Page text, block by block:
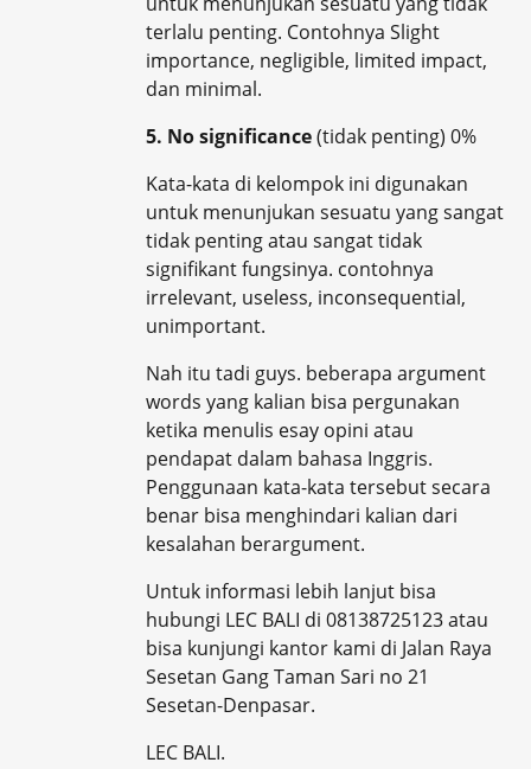
terlalu penting. Contohnya Slight
importance, negligible, limited impact,
dan minimal.
5. No significance(tidak penting) 0%
Kata-kata di kelompok ini digunakan
untuk menunjukan sesuatu yang sangat
tidak penting atau sangat tidak
signifikant fungsinya. contohnya
irrelevant, useless, inconsequential,
unimportant.
Nah itu tadi guys. beberapa argument
words yang kalian bisa pergunakan
ketika menulis esay opini atau
pendapat dalam bahasa Inggris.
Penggunaan kata-kata tersebut secara
benar bisa menghindari kalian dari
kesalahan berargument.
Untuk informasi lebih lanjut bisa
hubungi LEC BALI di 08138725123 atau
bisa kunjungi kantor kami di Jalan Raya
Sesetan Gang Taman Sari no 21
Sesetan-Denpasar.
LEC BALI.